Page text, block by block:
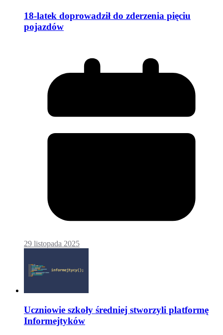
18-latek doprowadził do zderzenia pięciu
pojazdów
29 listopada 2025
Uczniowie szkoły średniej stworzyli platformę
Informejtyków